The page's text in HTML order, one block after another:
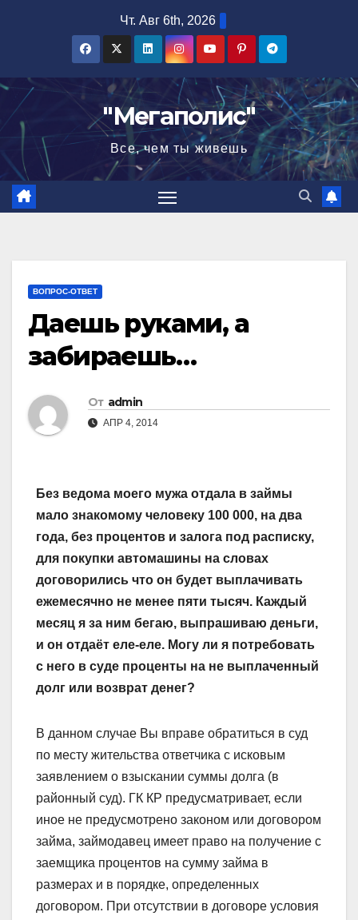
Чт. Авг 6th, 2026
"Мегаполис"
Все, чем ты живешь
ВОПРОС-ОТВЕТ
Даешь руками, а
забираешь…
От admin
АПР 4, 2014
Без ведома моего мужа отдала в займы
мало знакомому человеку 100 000, на два
года, без процентов и залога под расписку,
для покупки автомашины на словах
договорились что он будет выплачивать
ежемесячно не менее пяти тысяч. Каждый
месяц я за ним бегаю, выпрашиваю деньги,
и он отдаёт еле-еле. Могу ли я потребовать
с него в суде проценты на не выплаченный
долг или возврат денег?
В данном случае Вы вправе обратиться в суд
по месту жительства ответчика с исковым
заявлением о взыскании суммы долга (в
районный суд). ГК КР предусматривает, если
иное не предусмотрено законом или договором
займа, займодавец имеет право на получение с
заемщика процентов на сумму займа в
размерах и в порядке, определенных
договором. При отсутствии в договоре условия